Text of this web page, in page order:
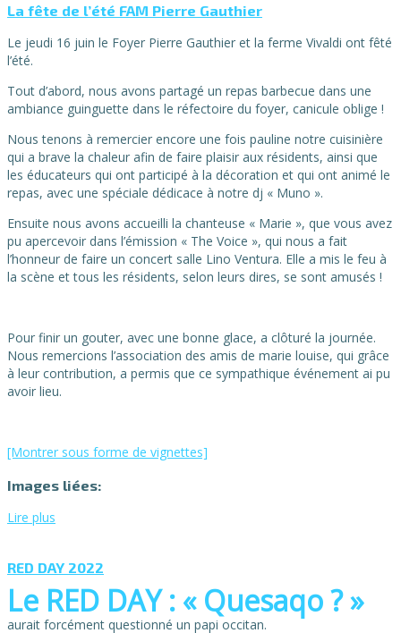
La fête de l’été FAM Pierre Gauthier
Le jeudi 16 juin le Foyer Pierre Gauthier et la ferme Vivaldi ont fêté
l’été.
Tout d’abord, nous avons partagé un repas barbecue dans une
ambiance guinguette dans le réfectoire du foyer, canicule oblige !
Nous tenons à remercier encore une fois pauline notre cuisinière
qui a brave la chaleur afin de faire plaisir aux résidents, ainsi que
les éducateurs qui ont participé à la décoration et qui ont animé le
repas, avec une spéciale dédicace à notre dj « Muno ».
Ensuite nous avons accueilli la chanteuse « Marie », que vous avez
pu apercevoir dans l’émission « The Voice », qui nous a fait
l’honneur de faire un concert salle Lino Ventura. Elle a mis le feu à
la scène et tous les résidents, selon leurs dires, se sont amusés !
Pour finir un gouter, avec une bonne glace, a clôturé la journée.
Nous remercions l’association des amis de marie louise, qui grâce
à leur contribution, a permis que ce sympathique événement ai pu
avoir lieu.
[Montrer sous forme de vignettes]
Images liées:
Lire plus
RED DAY 2022
Le RED DAY : « Quesaqo ? »
aurait forcément questionné un papi occitan.